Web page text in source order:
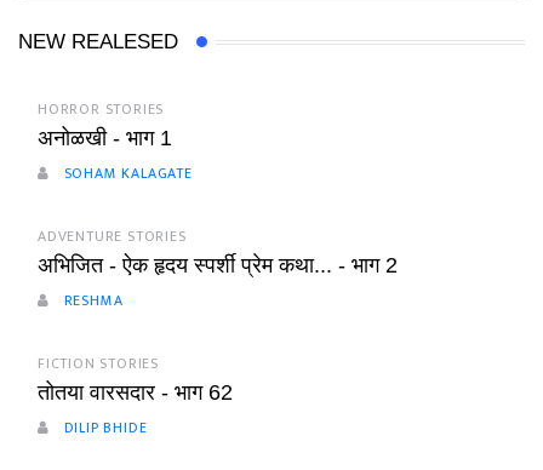
NEW REALESED
HORROR STORIES
अनोळखी - भाग 1
SOHAM KALAGATE
ADVENTURE STORIES
अभिजित - ऐक हृदय स्पर्शी प्रेम कथा... - भाग 2
RESHMA
FICTION STORIES
तोतया वारसदार - भाग 62
DILIP BHIDE